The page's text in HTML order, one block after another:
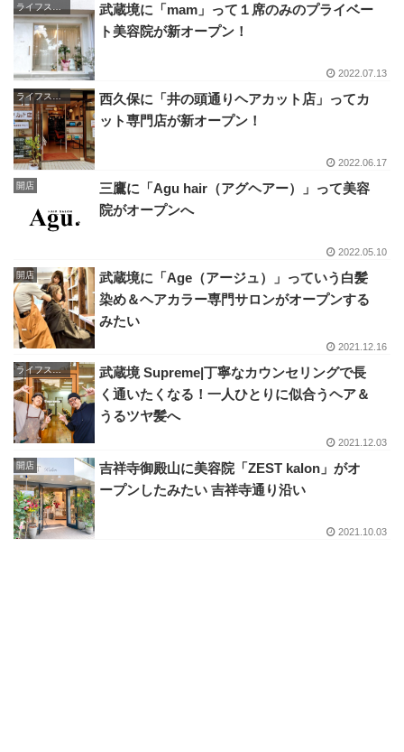
武蔵境に「mam」って１席のみのプライベー
ト美容院が新オープン！
2022.07.13
ライフスタイル
西久保に「井の頭通りヘアカット店」ってカ
ット専門店が新オープン！
2022.06.17
開店
三鷹に「Agu hair（アグヘアー）」って美容
院がオープンへ
2022.05.10
開店
武蔵境に「Age（アージュ）」っていう白髪
染め＆ヘアカラー専門サロンがオープンする
みたい
2021.12.16
ライフスタイル
武蔵境 Supreme|丁寧なカウンセリングで長
く通いたくなる！一人ひとりに似合うヘア＆
うるツヤ髪へ
2021.12.03
開店
吉祥寺御殿山に美容院「ZEST kalon」がオ
ープンしたみたい 吉祥寺通り沿い
2021.10.03